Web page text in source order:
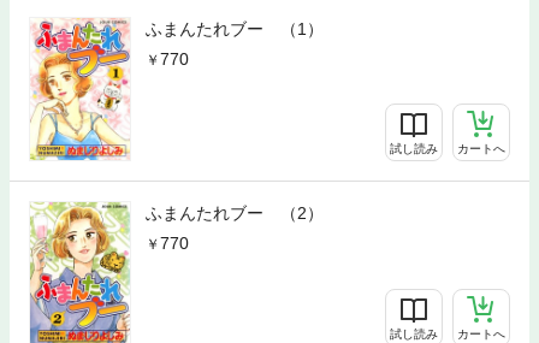
ふまんたれブー （1）
770
試し読み カートへ
ふまんたれブー （2）
770
試し読み カートへ